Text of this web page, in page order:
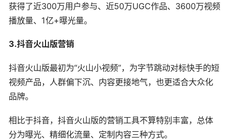
获得了近300万用户参与、近50万UGC作品、3600万视频
播放量、1亿+曝光量。
3.抖音火山版营销
抖音火山版最初为“火山小视频”，为字节跳动对标快手的短
视频产品，人群偏下沉、内容更接地气，也更适合大众化
品牌。
相比于抖音，抖音火山版的营销工具不算特别丰富，总体
分为曝光、精细化流量、定制内容三种方式。